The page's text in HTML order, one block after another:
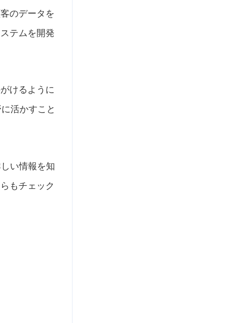
のデータを
テムを開発
けるように
活かすこと
い情報を知
もチェック